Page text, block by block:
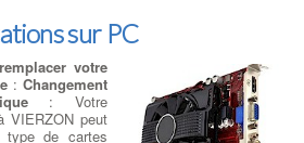
sur PC
votre
: Changement
: Votre
VIERZON peut
type de cartes